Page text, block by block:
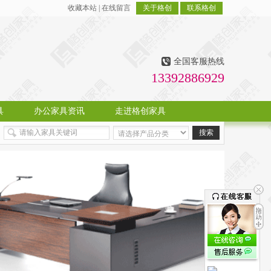
收藏本站 在线留言 关于格创 联系格创
全国客服热线
13392886929
办公家具资讯 走进格创家具